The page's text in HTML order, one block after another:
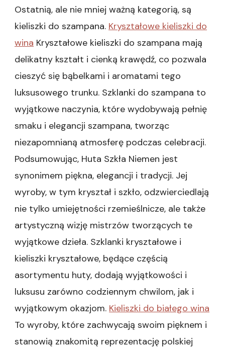
Ostatnią, ale nie mniej ważną kategorią, są
kieliszki do szampana. Kryształowe kieliszki do
wina Kryształowe kieliszki do szampana mają
delikatny kształt i cienką krawędź, co pozwala
cieszyć się bąbelkami i aromatami tego
luksusowego trunku. Szklanki do szampana to
wyjątkowe naczynia, które wydobywają pełnię
smaku i elegancji szampana, tworząc
niezapomnianą atmosferę podczas celebracji.
Podsumowując, Huta Szkła Niemen jest
synonimem piękna, elegancji i tradycji. Jej
wyroby, w tym kryształ i szkło, odzwierciedlają
nie tylko umiejętności rzemieślnicze, ale także
artystyczną wizję mistrzów tworzących te
wyjątkowe dzieła. Szklanki kryształowe i
kieliszki kryształowe, będące częścią
asortymentu huty, dodają wyjątkowości i
luksusu zarówno codziennym chwilom, jak i
wyjątkowym okazjom. Kieliszki do białego wina
To wyroby, które zachwycają swoim pięknem i
stanowią znakomitą reprezentację polskiej